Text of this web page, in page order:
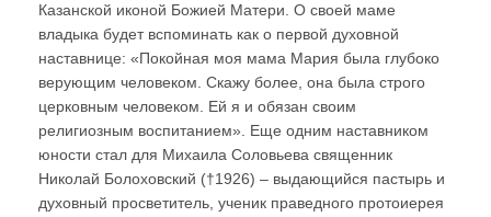
Казанской иконой Божией Матери. О своей маме
владыка будет вспоминать как о первой духовной
наставнице: «Покойная моя мама Мария была глубоко
верующим человеком. Скажу более, она была строго
церковным человеком. Ей я и обязан своим
религиозным воспитанием». Еще одним наставником
юности стал для Михаила Соловьева священник
Николай Болоховский (†1926) – выдающийся пастырь и
духовный просветитель, ученик праведного протоиерея